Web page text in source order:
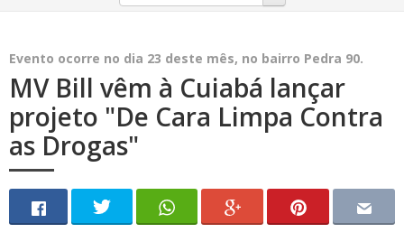
Evento ocorre no dia 23 deste mês, no bairro Pedra 90.
MV Bill vêm à Cuiabá lançar
projeto "De Cara Limpa Contra
as Drogas"